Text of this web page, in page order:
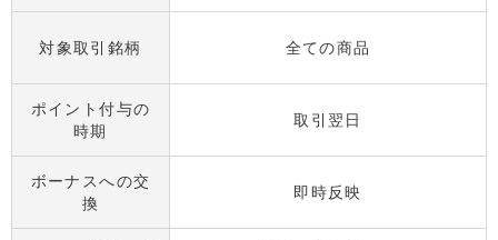
対象取引銘柄 全ての商品
ポイント付与の
時期
取引翌日
ボーナスへの交
換
即時反映